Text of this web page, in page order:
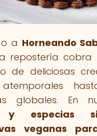
a Horneando
repostería cobra
de deliciosas
globales. En
y especias
veganas